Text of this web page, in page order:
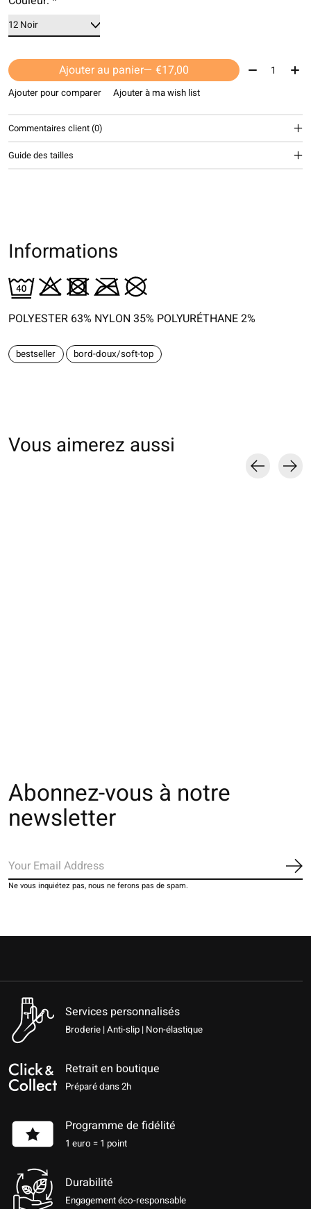
Ajouter au panier — €17,00 Quantité:
Ajouter pour comparer Ajouter à ma wish list
Commentaires client (0)
Guide des tailles
Informations
POLYESTER 63% NYLON 35% POLYURÉTHANE 2%
bestseller bord-doux/soft-top
Vous aimerez aussi
Abonnez-vous à notre
newsletter
Ne vous inquiétez pas, nous ne ferons pas de spam.
Services personnalisés
Broderie | Anti-slip | Non-élastique
Retrait en boutique
Préparé dans 2h
Programme de fidélité
1 euro = 1 point
Durabilité
Engagement éco-responsable